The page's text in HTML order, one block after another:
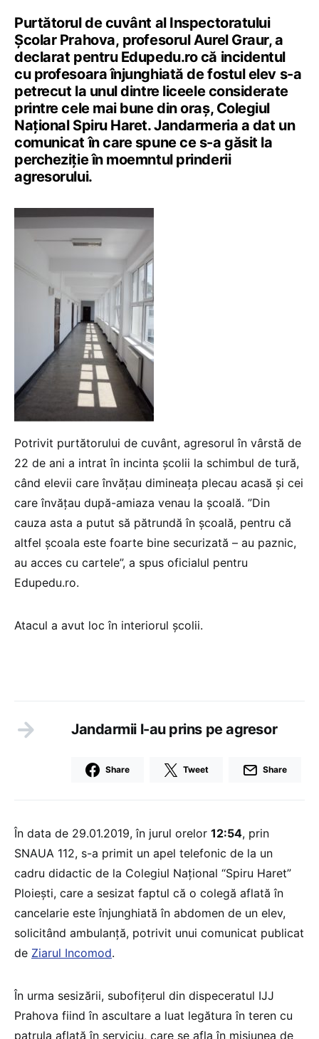
Purtătorul de cuvânt al Inspectoratului
Școlar Prahova, profesorul Aurel Graur, a
declarat pentru Edupedu.ro că incidentul
cu profesoara înjunghiată de fostul elev s-a
petrecut la unul dintre liceele considerate
printre cele mai bune din oraș, Colegiul
Național Spiru Haret. Jandarmeria a dat un
comunicat în care spune ce s-a găsit la
percheziție în moemntul prinderii
agresorului.
Potrivit purtătorului de cuvânt, agresorul în vârstă de
22 de ani a intrat în incinta școlii la schimbul de tură,
când elevii care învățau dimineața plecau acasă și cei
care învățau după-amiaza venau la școală. ”Din
cauza asta a putut să pătrundă în școală, pentru că
altfel școala este foarte bine securizată – au paznic,
au acces cu cartele”, a spus oficialul pentru
Edupedu.ro.
Atacul a avut loc în interiorul școlii.
Jandarmii l-au prins pe agresor
Share Tweet Share
În data de 29.01.2019, în jurul orelor 12:54, prin
SNAUA 112, s-a primit un apel telefonic de la un
cadru didactic de la Colegiul Național “Spiru Haret”
Ploiești, care a sesizat faptul că o colegă aflată în
cancelarie este înjunghiată în abdomen de un elev,
solicitând ambulanță, potrivit unui comunicat publicat
de Ziarul Incomod.
În urma sesizării, subofițerul din dispeceratul IJJ
Prahova fiind în ascultare a luat legătura în teren cu
patrula aflată în serviciu, care se afla în misiunea de